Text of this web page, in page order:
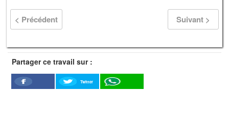
< Précédent Suivant >
Partager ce travail sur :
Facebook
Twitter